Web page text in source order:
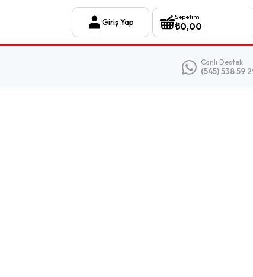
Giriş Yap
Sepetim
₺0,00
Canlı Destek
(545) 538 59